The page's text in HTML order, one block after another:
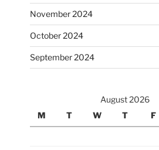
November 2024
October 2024
September 2024
August 2026
M
T W T F